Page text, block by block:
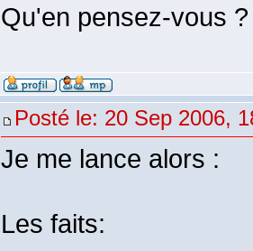
Qu'en pensez-vous
Posté le: 20 Sep 2006,
Je me lance alors :
Les faits: